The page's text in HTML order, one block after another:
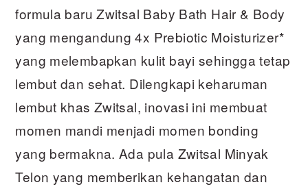
formula baru Zwitsal Baby Bath Hair & Body
yang mengandung 4x Prebiotic Moisturizer*
yang melembapkan kulit bayi sehingga tetap
lembut dan sehat. Dilengkapi keharuman
lembut khas Zwitsal, inovasi ini membuat
momen mandi menjadi momen bonding
yang bermakna. Ada pula Zwitsal Minyak
Telon yang memberikan kehangatan dan